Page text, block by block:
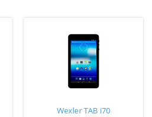
Wexler TAB i70